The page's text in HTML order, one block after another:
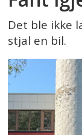
Det ble ikke
stjal en bil.